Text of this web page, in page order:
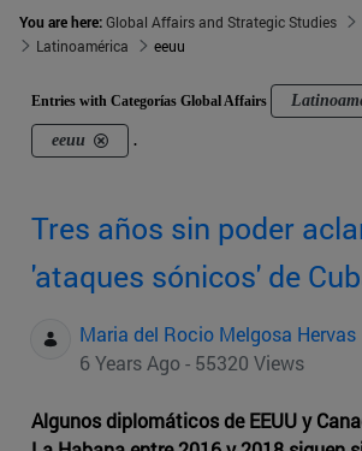
You are here:Global Affairs and Strategic Studies
Latinoamérica
eeuu
Entries with Categorías Global Affairs
eeuu .
Tres años sin poder
'ataques sónicos' de
Maria del Rocio Melgosa Hervas
6 Years Ago - 55320 Views
Algunos diplomáticos de EEUU y